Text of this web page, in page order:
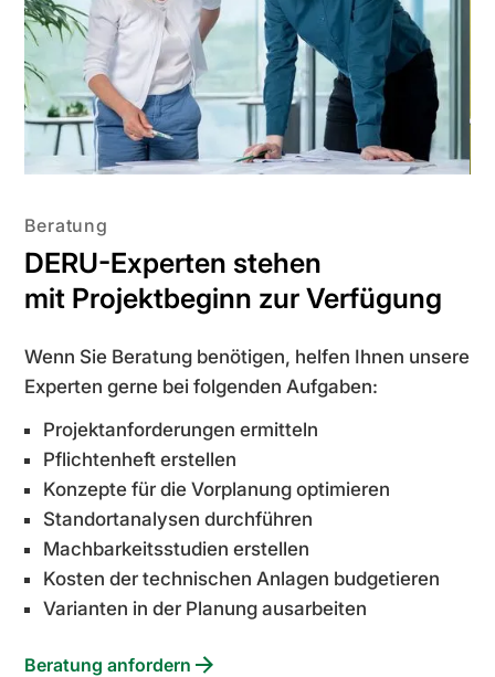
Beratung
DERU-Experten stehen
mit Projektbeginn zur Verfügung
Wenn Sie Beratung benötigen, helfen Ihnen unsere
Experten gerne bei folgenden Aufgaben:
Projektanforderungen ermitteln
Pflichtenheft erstellen
Konzepte für die Vorplanung optimieren
Standortanalysen durchführen
Machbarkeitsstudien erstellen
Kosten der technischen Anlagen budgetieren
Varianten in der Planung ausarbeiten
Beratung anfordern